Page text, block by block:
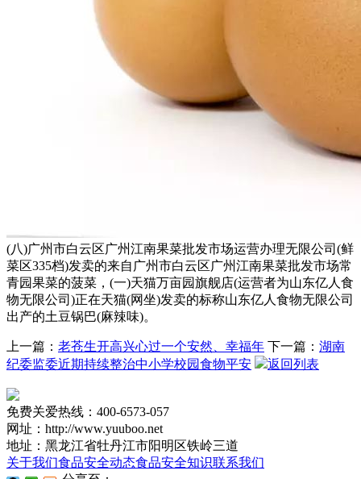
(八)广州市白云区广州江南果菜批发市场运营办理无限公司(鲜
菜区335档)发卖的来自广州市白云区广州江南果菜批发市场常
青园果菜的菠菜，(一)天猫万亩园旗舰店(运营者为山东亿人食
物无限公司)正在天猫(网坐)发卖的标称山东亿人食物无限公司
出产的土豆锅巴(麻辣味)。
上一篇： 老苍生开高兴心过一个安然、幸福年 下一篇： 湖南
纪委监委近期持续整治中小学校园食物平安
返回列表
免费关爱热线：400-6573-057
网址：http://www.yuuboo.net
地址：黑龙江省牡丹江市阳明区铁岭三道
关于我们食品安全动态食品安全知识联系我们